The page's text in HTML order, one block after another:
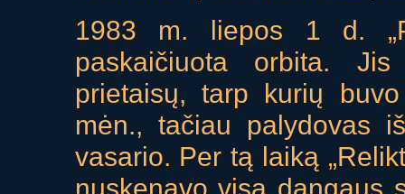
1983 m. liepos 1 d.
paskaičiuota orbita.
prietaisų, tarp kurių
mėn., tačiau palydovas
vasario. Per tą laiką
nuskenavo visą dangaus